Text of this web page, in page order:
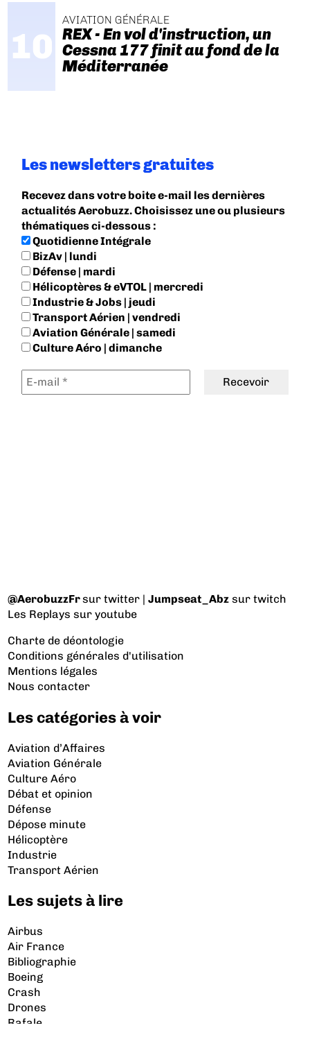
AVIATION GÉNÉRALE
REX - En vol d'instruction, un
Cessna 177 finit au fond de la
Méditerranée
Les newsletters gratuites
Recevez dans votre boite e-mail les dernières
actualités Aerobuzz. Choisissez une ou plusieurs
thématiques ci-dessous :
Quotidienne Intégrale
BizAv | lundi
Défense | mardi
Hélicoptères & eVTOL | mercredi
Industrie & Jobs | jeudi
Transport Aérien | vendredi
Aviation Générale | samedi
Culture Aéro | dimanche
@AerobuzzFrsur twitter |Jumpseat_Abz sur twitch
Les Replays sur youtube
Charte de déontologie
Conditions générales d'utilisation
Mentions légales
Nous contacter
Les catégories à voir
Aviation d’Affaires
Aviation Générale
Culture Aéro
Débat et opinion
Défense
Dépose minute
Hélicoptère
Industrie
Transport Aérien
Les sujets à lire
Airbus
Air France
Bibliographie
Boeing
Crash
Drones
Rafale